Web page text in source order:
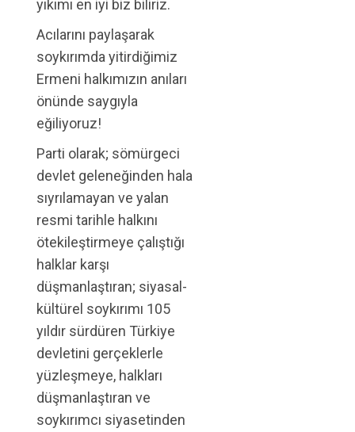
yıkımı en iyi biz biliriz.
Acılarını paylaşarak
soykırımda yitirdiğimiz
Ermeni halkımızın anıları
önünde saygıyla
eğiliyoruz!
Parti olarak; sömürgeci
devlet geleneğinden hala
sıyrılamayan ve yalan
resmi tarihle halkını
ötekileştirmeye çalıştığı
halklar karşı
düşmanlaştıran; siyasal-
kültürel soykırımı 105
yıldır sürdüren Türkiye
devletini gerçeklerle
yüzleşmeye, halkları
düşmanlaştıran ve
soykırımcı siyasetinden